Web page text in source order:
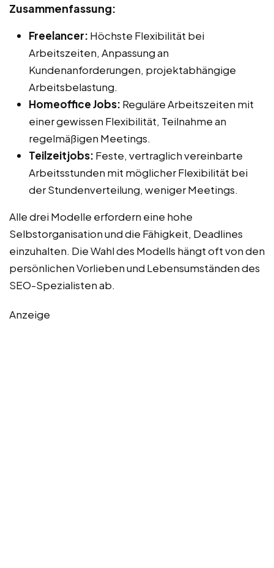
Zusammenfassung:
Freelancer: Höchste Flexibilität bei
Arbeitszeiten, Anpassung an
Kundenanforderungen, projektabhängige
Arbeitsbelastung.
Homeoffice Jobs: Reguläre Arbeitszeiten mit
einer gewissen Flexibilität, Teilnahme an
regelmäßigen Meetings.
Teilzeitjobs: Feste, vertraglich vereinbarte
Arbeitsstunden mit möglicher Flexibilität bei
der Stundenverteilung, weniger Meetings.
Alle drei Modelle erfordern eine hohe
Selbstorganisation und die Fähigkeit, Deadlines
einzuhalten. Die Wahl des Modells hängt oft von den
persönlichen Vorlieben und Lebensumständen des
SEO-Spezialisten ab.
Anzeige